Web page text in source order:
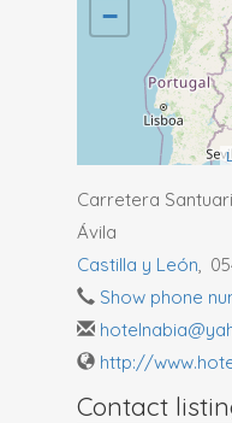
−
Carretera
Ávila
Castilla y León,
Show phone
http://
Contact